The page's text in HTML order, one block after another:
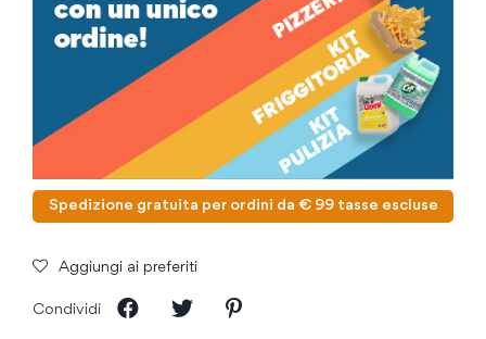
Spedizione gratuita per ordini da € 99 tasse escluse
Aggiungi ai preferiti
Condividi